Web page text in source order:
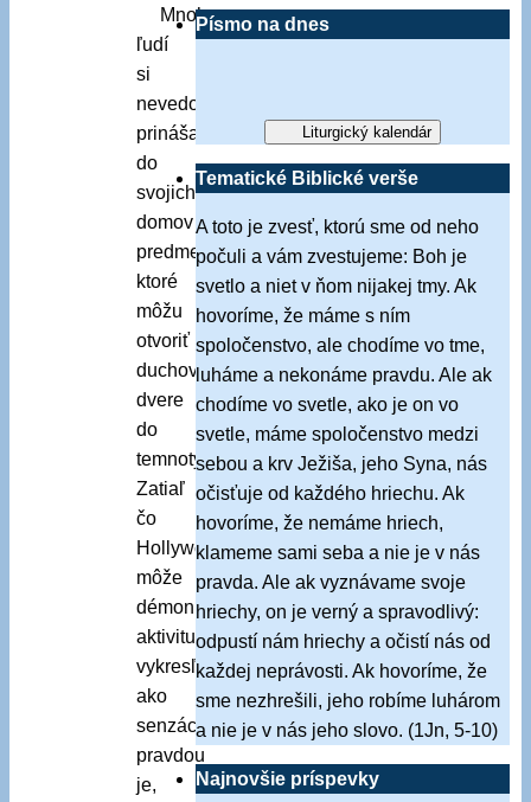
Mnoho
ľudí
si
nevedomky
prináša
do
svojich
domov
predmety,
ktoré
môžu
otvoriť
duchovné
dvere
do
temnoty.
Zatiaľ
čo
Hollywood
môže
démonickú
aktivitu
vykresľovať
ako
senzáciu,
pravdou
je,
Písmo na dnes
Liturgický kalendár
Tematické Biblické verše
A toto je zvesť, ktorú sme od neho
počuli a vám zvestujeme: Boh je
svetlo a niet v ňom nijakej tmy. Ak
hovoríme, že máme s ním
spoločenstvo, ale chodíme vo tme,
luháme a nekonáme pravdu. Ale ak
chodíme vo svetle, ako je on vo
svetle, máme spoločenstvo medzi
sebou a krv Ježiša, jeho Syna, nás
očisťuje od každého hriechu. Ak
hovoríme, že nemáme hriech,
klameme sami seba a nie je v nás
pravda. Ale ak vyznávame svoje
hriechy, on je verný a spravodlivý:
odpustí nám hriechy a očistí nás od
každej neprávosti. Ak hovoríme, že
sme nezhrešili, jeho robíme luhárom
a nie je v nás jeho slovo. (1Jn, 5-10)
Najnovšie príspevky